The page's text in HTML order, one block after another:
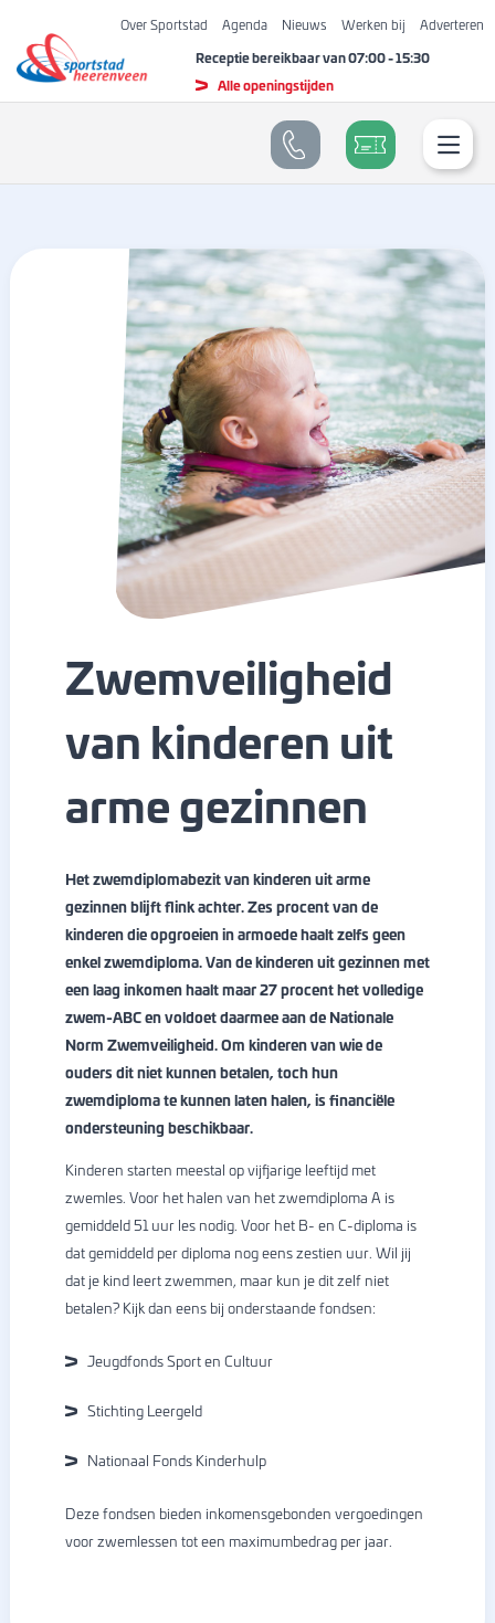
Over Sportstad Agenda Nieuws Werken bij Adverteren
Receptie bereikbaar van07:00-15:30
Alle openingstijden
Zwemveiligheid
van kinderen uit
arme gezinnen
Het zwemdiplomabezit van kinderen uit arme
gezinnen blijft flink achter. Zes procent van de
kinderen die opgroeien in armoede haalt zelfs geen
enkel zwemdiploma. Van de kinderen uit gezinnen met
een laag inkomen haalt maar 27 procent het volledige
zwem-ABC en voldoet daarmee aan de Nationale
Norm Zwemveiligheid. Om kinderen van wie de
ouders dit niet kunnen betalen, toch hun
zwemdiploma te kunnen laten halen, is financiële
ondersteuning beschikbaar.
Kinderen starten meestal op vijfjarige leeftijd met
zwemles. Voor het halen van het zwemdiploma A is
gemiddeld 51 uur les nodig. Voor het B- en C-diploma is
dat gemiddeld per diploma nog eens zestien uur. Wil jij
dat je kind leert zwemmen, maar kun je dit zelf niet
betalen? Kijk dan eens bij onderstaande fondsen:
Jeugdfonds Sport en Cultuur
Stichting Leergeld
Nationaal Fonds Kinderhulp
Deze fondsen bieden inkomensgebonden vergoedingen
voor zwemlessen tot een maximumbedrag per jaar.